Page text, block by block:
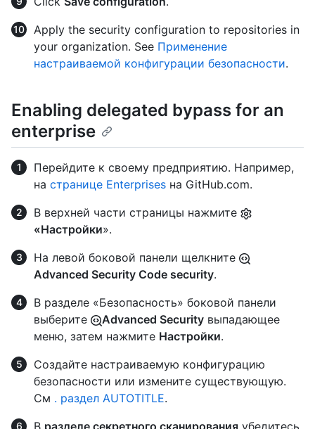
Apply the security configuration to repositories in
your organization. See Применение
настраиваемой конфигурации безопасности.
Enabling delegated bypass for an
enterprise
Перейдите к своему предприятию. Например,
на странице Enterprises на GitHub.com.
В верхней части страницы нажмите
«Настройки».
На левой боковой панели щелкните
Advanced Security Code security.
В разделе «Безопасность» боковой панели
выберите
Advanced Security выпадающее
меню, затем нажмите Настройки.
Создайте настраиваемую конфигурацию
безопасности или измените существующую.
См . раздел AUTOTITLE.
В разделе секретного сканирования убедитесь,